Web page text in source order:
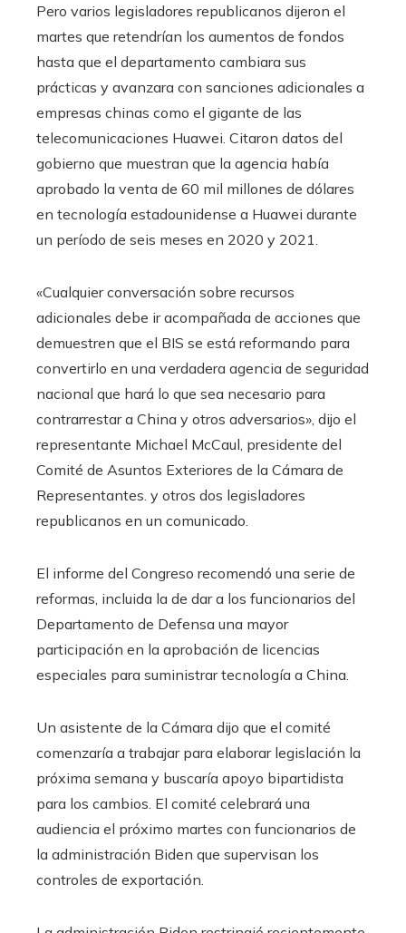
Pero varios legisladores republicanos dijeron el
martes que retendrían los aumentos de fondos
hasta que el departamento cambiara sus
prácticas y avanzara con sanciones adicionales a
empresas chinas como el gigante de las
telecomunicaciones Huawei. Citaron datos del
gobierno que muestran que la agencia había
aprobado la venta de 60 mil millones de dólares
en tecnología estadounidense a Huawei durante
un período de seis meses en 2020 y 2021.
«Cualquier conversación sobre recursos
adicionales debe ir acompañada de acciones que
demuestren que el BIS se está reformando para
convertirlo en una verdadera agencia de seguridad
nacional que hará lo que sea necesario para
contrarrestar a China y otros adversarios», dijo el
representante Michael McCaul, presidente del
Comité de Asuntos Exteriores de la Cámara de
Representantes. y otros dos legisladores
republicanos en un comunicado.
El informe del Congreso recomendó una serie de
reformas, incluida la de dar a los funcionarios del
Departamento de Defensa una mayor
participación en la aprobación de licencias
especiales para suministrar tecnología a China.
Un asistente de la Cámara dijo que el comité
comenzaría a trabajar para elaborar legislación la
próxima semana y buscaría apoyo bipartidista
para los cambios. El comité celebrará una
audiencia el próximo martes con funcionarios de
la administración Biden que supervisan los
controles de exportación.